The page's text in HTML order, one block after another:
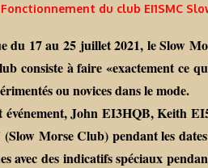
Fonctionnement du club EI1SMC
du 17 au 25 juillet 2021, le Slow
consiste à faire «exactement ce
ou novices dans le mode.
événement, John EI3HQB, Keith
Morse Club) pendant les
avec des indicatifs spéciaux